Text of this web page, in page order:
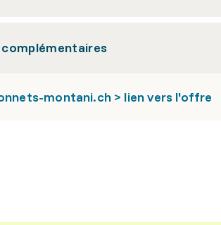
complémentaires
montani.ch > lien vers l'offre